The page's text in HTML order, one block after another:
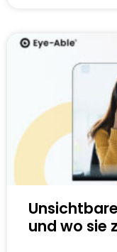
und wo sie